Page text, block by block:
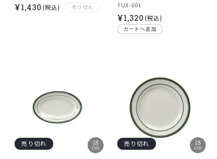
通
¥1,430 (税込) 売り切れ TUX-001
通
常
¥1,320 (税込)
カートへ追加
売り切れ 売り切れ